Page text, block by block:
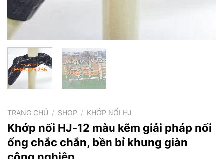
TRANG CHỦ / SHOP / KHỚP NỐI HJ
Khớp nối HJ-12 màu kẽm giải pháp nối
ống chắc chắn, bền bỉ khung giàn
công nghiệp